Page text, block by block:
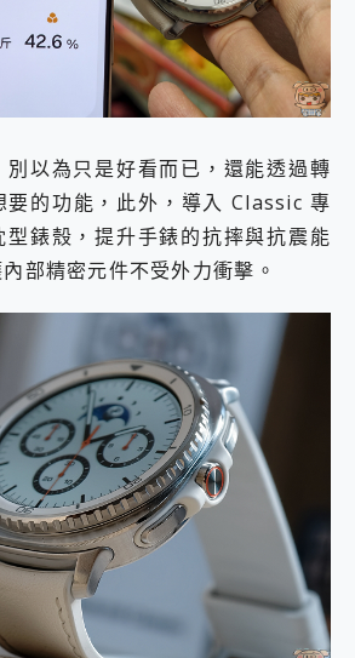
以為只是好看而已，還能透過轉
要的功能，此外，導入 Classic 專
型錶殼，提升手錶的抗摔與抗震能
部精密元件不受外力衝擊。